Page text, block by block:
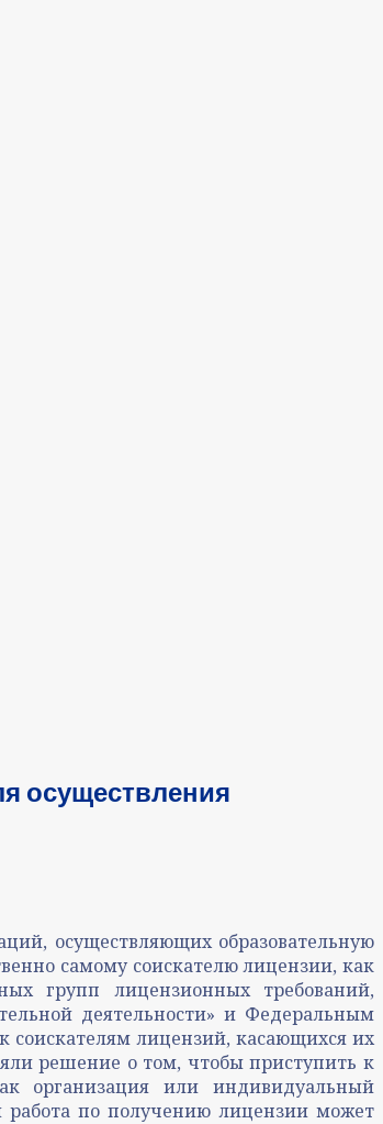
осуществления
осуществляющих образовательную
самому соискателю лицензии, как
групп лицензионных требований,
деятельности» и Федеральным
соискателям лицензий, касающихся их
решение о том, чтобы приступить к
организация или индивидуальный
работа по получению лицензии может